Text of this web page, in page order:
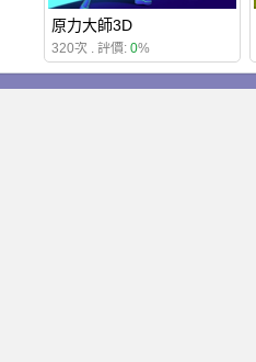
原力大師3D
320次 . 評價: 0%